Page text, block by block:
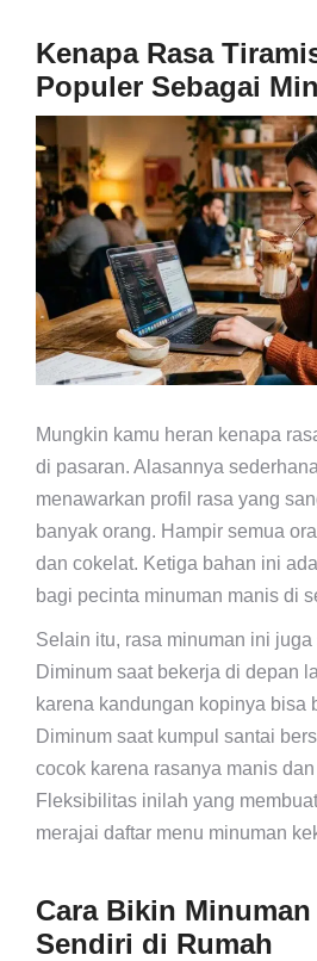
Kenapa Rasa
Populer Sebagai
Mungkin kamu heran kenapa
di pasaran. Alasannya
menawarkan profil rasa yang
banyak orang. Hampir semua
dan cokelat. Ketiga bahan ini
bagi pecinta minuman manis di
Selain itu, rasa minuman ini
Diminum saat bekerja di depan
karena kandungan kopinya bisa
Diminum saat kumpul santai
cocok karena rasanya manis
Fleksibilitas inilah yang
merajai daftar menu minuman
Cara Bikin
Sendiri di Rumah